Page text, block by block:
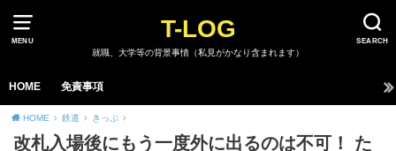
MENU SEARCH
T-LOG
就職、大学等の背景事情（私見がかなり含まれます）
HOME 免責事項
HOME 鉄道 きっぷ
改札入場後にもう一度外に出るのは不可！ た